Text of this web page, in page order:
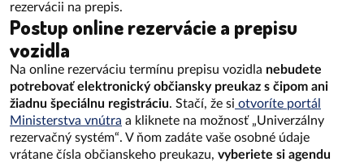
rezervácii na prepis.
Postup online rezervácie a prepisu
vozidla
Na online rezerváciu termínu prepisu vozidla nebudete
potrebovať elektronický občiansky preukaz s čipom ani
žiadnu špeciálnu registráciu. Stačí, že si otvoríte portál
Ministerstva vnútra a kliknete na možnosť „Univerzálny
rezervačný systém“. V ňom zadáte vaše osobné údaje
vrátane čísla občianskeho preukazu, vyberiete si agendu